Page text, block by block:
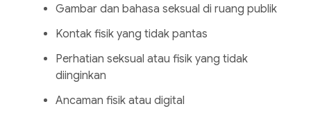
Gambar dan bahasa seksual di ruang publik
Kontak fisik yang tidak pantas
Perhatian seksual atau fisik yang tidak
diinginkan
Ancaman fisik atau digital